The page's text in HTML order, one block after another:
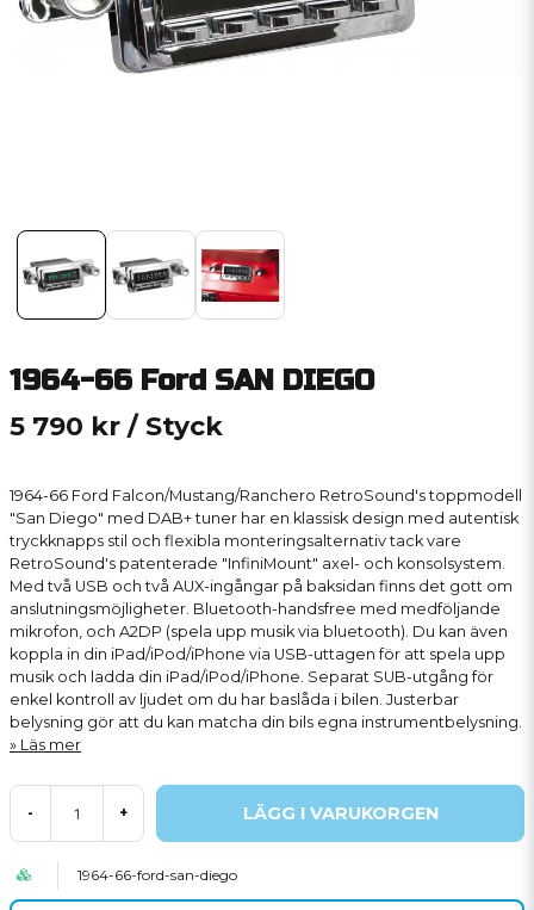
1964-66 Ford SAN DIEGO
5 790 kr / Styck
1964-66 Ford Falcon/Mustang/Ranchero RetroSound's toppmodell
"San Diego" med DAB+ tuner har en klassisk design med autentisk
tryckknapps stil och flexibla monteringsalternativ tack vare
RetroSound's patenterade "InfiniMount" axel- och konsolsystem.
Med två USB och två AUX-ingångar på baksidan finns det gott om
anslutningsmöjligheter. Bluetooth-handsfree med medföljande
mikrofon, och A2DP (spela upp musik via bluetooth). Du kan även
koppla in din iPad/iPod/iPhone via USB-uttagen för att spela upp
musik och ladda din iPad/iPod/iPhone. Separat SUB-utgång för
enkel kontroll av ljudet om du har baslåda i bilen. Justerbar
belysning gör att du kan matcha din bils egna instrumentbelysning.
Läs mer
- + LÄGG I VARUKORGEN
1964-66-ford-san-diego